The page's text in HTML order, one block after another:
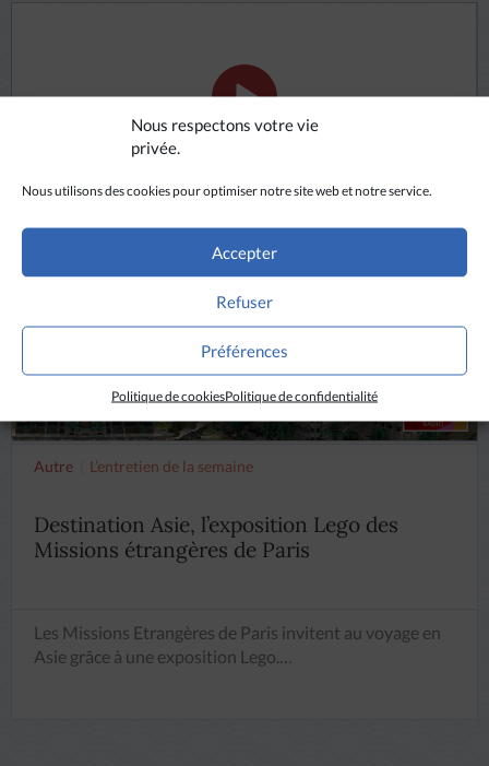
Nous respectons votre vie
privée.
Nous utilisons des cookies pour optimiser notre site web et notre service.
Accepter
Refuser
Préférences
Politique de cookiesPolitique de confidentialité
Autre L’entretien de la semaine
Destination Asie, l’exposition Lego des
Missions étrangères de Paris
Les Missions Etrangères de Paris invitent au voyage en
Asie grâce à une exposition Lego.…